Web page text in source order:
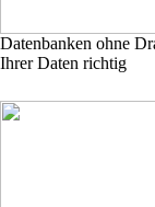
Datenbanken ohne
Ihrer Daten richtig